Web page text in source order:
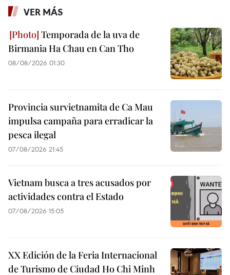
VER MÁS
Temporada de la uva de
Birmania Ha Chau en Can Tho
08/08/2026 01:30
Provincia survietnamita de Ca Mau
impulsa campaña para erradicar la
pesca ilegal
07/08/2026 21:45
Vietnam busca a tres acusados por
actividades contra el Estado
07/08/2026 15:05
XX Edición de la Feria Internacional
de Turismo de Ciudad Ho Chi Minh